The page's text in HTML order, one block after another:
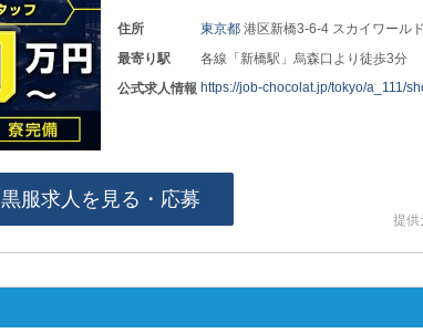
住所
東京都 港区新橋3-6-4 スカイワール
最寄り駅
各線「新橋駅」烏森口より徒歩3分
公式求人情報 https://job-chocolat.jp/tokyo/a_111/
黒服求人を見る・応募
提供